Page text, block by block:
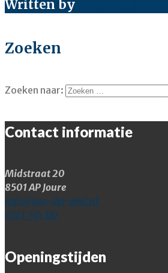
Written by
Zoeken
Zoeken naar:
Contact informatie
Midstraat 20
8501 AP Joure
info@van-der-wiel.nl
0513 745 110
Openingstijden